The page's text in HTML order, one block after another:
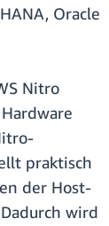
Oracle
Nitro
praktisch
der Host-
wird